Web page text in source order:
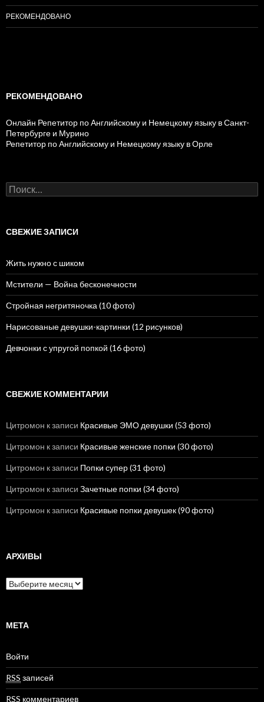
РЕКОМЕНДОВАНО
РЕКОМЕНДОВАНО
Онлайн Репетитор по Английскому и Немецкому языку в Санкт-
Петербурге и Мурино
Репетитор по Английскому и Немецкому языку в Орле
Н
а
и
СВЕЖИЕ ЗАПИСИ
Жить нужно с шиком
Мстители — Война бесконечности
Стройная негритяночка (10 фото)
Нарисованые девушки-картинки (12 рисунков)
Девчонки с упругой попкой (16 фото)
СВЕЖИЕ КОММЕНТАРИИ
Цитромон к записи Красивые ЭМО девушки (53 фото)
Цитромон к записи Красивые женские попки (30 фото)
Цитромон к записи Попки супер (31 фото)
Цитромон к записи Зачетные попки (34 фото)
Цитромон к записи Красивые попки девушек (90 фото)
АРХИВЫ
А
в
МЕТА
Войти
RSS записей
RSS комментариев